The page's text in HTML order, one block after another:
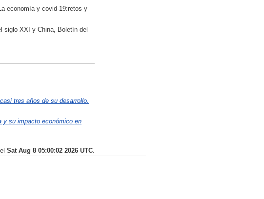
economía y covid-19:retos y
siglo XXI y China, Boletín del
tres años de su desarrollo.
y su impacto económico en
Sat Aug 8 05:00:02 2026 UTC.